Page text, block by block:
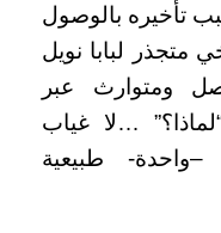
تأخيره بالوصول
متجذر لبابا نويل
ومتوارث عبر
…لا غياب
–واحدة- طبيعية